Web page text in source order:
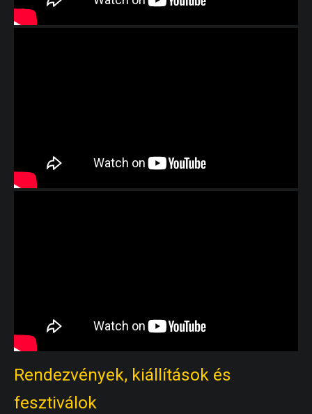
Rendezvények, kiállítások és
fesztiválok